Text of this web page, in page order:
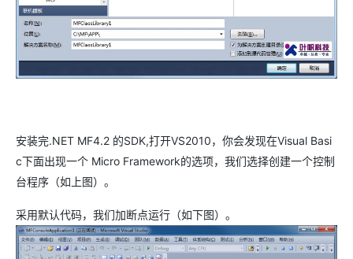
安装完.NET MF4.2 的SDK,打开VS2010，你会发现在Visual Basi
c下面出现一个 Micro Framework的选项，我们选择创建一个控制
台程序（如上图）。
采用默认代码，我们加断点运行（如下图）。